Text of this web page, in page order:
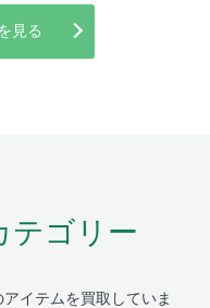
見る
テゴリー
イテムを買取していま